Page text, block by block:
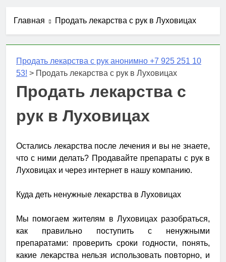
Главная Продать лекарства с рук в Луховицах
Продать лекарства с рук анонимно +7 925 251 10
53! > Продать лекарства с рук в Луховицах
Продать лекарства с
рук в Луховицах
Остались лекарства после лечения и вы не знаете,
что с ними делать? Продавайте препараты с рук в
Луховицах и через интернет в нашу компанию.
Куда деть ненужные лекарства в Луховицах
Мы помогаем жителям в Луховицах разобраться,
как правильно поступить с ненужными
препаратами: проверить сроки годности, понять,
какие лекарства нельзя использовать повторно, и